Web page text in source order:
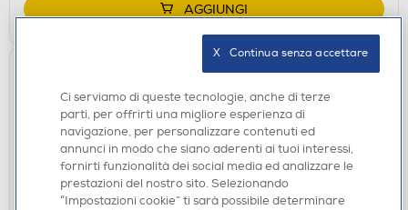
AGGIUNGI
Ci serviamo di queste tecnologie, anche di terze
parti, per offrirti una migliore esperienza di
navigazione, per personalizzare contenuti ed
annunci in modo che siano aderenti ai tuoi interessi,
fornirti funzionalità dei social media ed analizzare le
prestazioni del nostro sito. Selezionando
“Impostazioni cookie” ti sarà possibile determinare
X   Continua senza accettare